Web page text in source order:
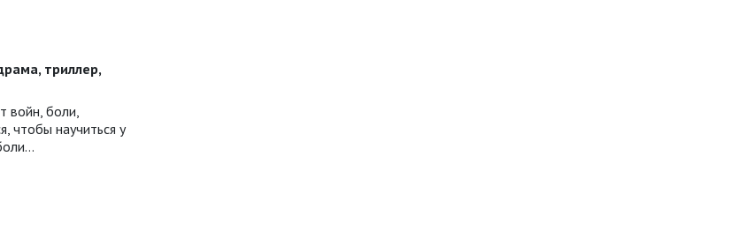
триллер,
войн, боли,
чтобы научиться у